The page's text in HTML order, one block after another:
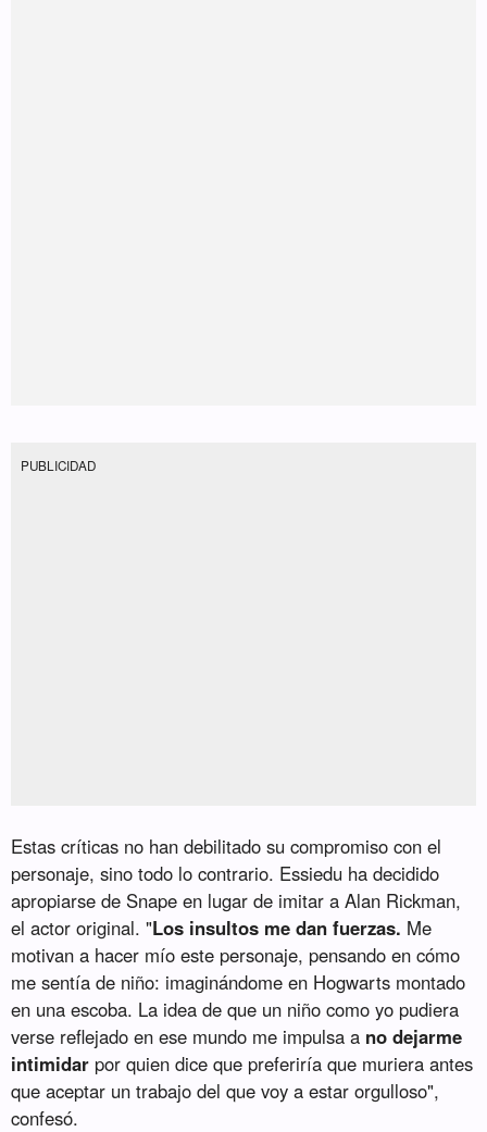
PUBLICIDAD
Estas críticas no han debilitado su compromiso con el
personaje, sino todo lo contrario. Essiedu ha decidido
apropiarse de Snape en lugar de imitar a Alan Rickman,
el actor original. "Los insultos me dan fuerzas. Me
motivan a hacer mío este personaje, pensando en cómo
me sentía de niño: imaginándome en Hogwarts montado
en una escoba. La idea de que un niño como yo pudiera
verse reflejado en ese mundo me impulsa a no dejarme
intimidar por quien dice que preferiría que muriera antes
que aceptar un trabajo del que voy a estar orgulloso",
confesó.